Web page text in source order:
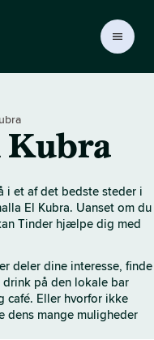
Kubra
i et af det bedste steder i
El Kubra. Uanset om du
Tinder hjælpe dig med
deler dine interesse, finde
drink på den lokale bar
café. Eller hvorfor ikke
dens mange muligheder